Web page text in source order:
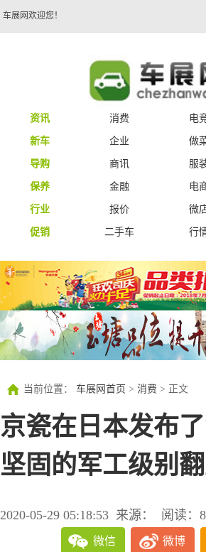
车展网欢迎您！
资讯 消费 电
新车
企业 做
导购
商讯 服
保养
金融 电
行业
报价 微
促销
二手车 行
当前位置： 车展网首页 > 消费 > 正文
京瓷在日本发布
坚固的军工级别翻
2020-05-29 05:18:53 来源： 阅读：
微信 微博